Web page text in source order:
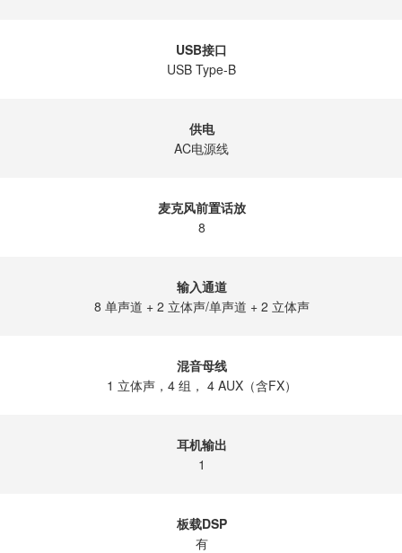
USB接口
USB Type-B
供电
AC电源线
麦克风前置话放
8
输入通道
8 单声道 + 2 立体声/单声道 + 2 立体声
混音母线
1 立体声，4 组， 4 AUX（含FX）
耳机输出
1
板载DSP
有